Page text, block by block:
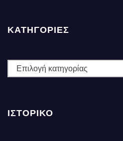
ΚΑΤΗΓΟΡΙΕΣ
ΚΑΤΗΓΟΡΙΕΣ
ΙΣΤΟΡΙΚΌ